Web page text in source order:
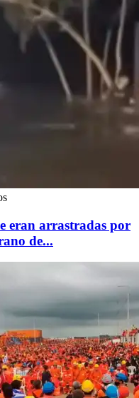
eran arrastradas por
de...